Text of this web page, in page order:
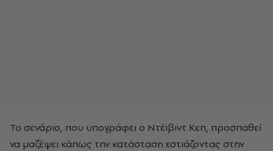
Το σενάριο, που υπογράφει ο Ντέιβιντ Κεπ, προσπαθεί
να μαζέψει κάπως την κατάσταση εστιάζοντας στην